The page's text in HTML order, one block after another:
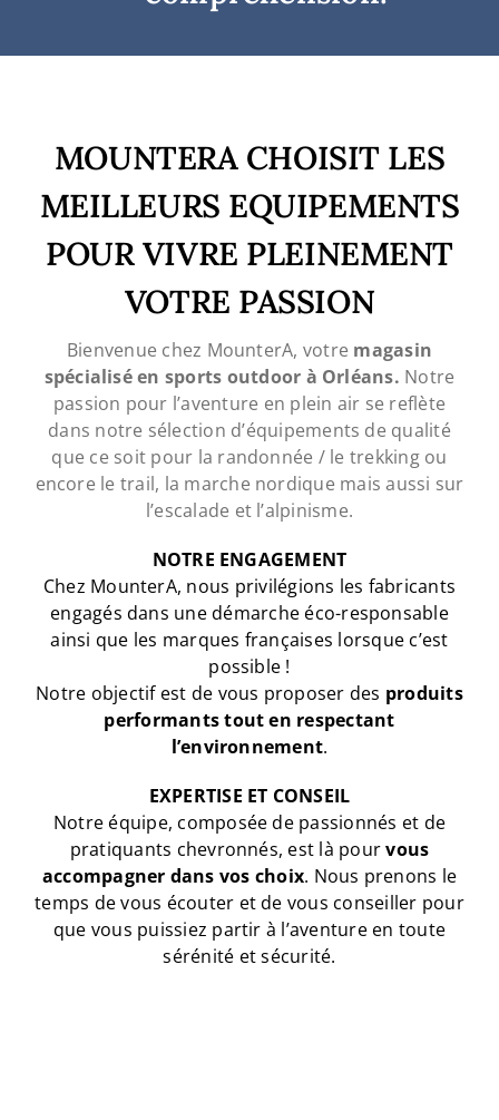
MOUNTERA CHOISIT LES
MEILLEURS EQUIPEMENTS
POUR VIVRE PLEINEMENT
VOTRE PASSION
Bienvenue chez MounterA, votre magasin
spécialisé en sports outdoor à Orléans. Notre
passion pour l’aventure en plein air se reflète
dans notre sélection d’équipements de qualité
que ce soit pour la randonnée / le trekking ou
encore le trail, la marche nordique mais aussi sur
l’escalade et l’alpinisme.
NOTRE ENGAGEMENT
Chez MounterA, nous privilégions les fabricants
engagés dans une démarche éco-responsable
ainsi que les marques françaises lorsque c’est
possible !
Notre objectif est de vous proposer des produits
performants tout en respectant
l’environnement.
EXPERTISE ET CONSEIL
Notre équipe, composée de passionnés et de
pratiquants chevronnés, est là pourvous
accompagner dans vos choix. Nous prenons le
temps de vous écouter et de vous conseiller pour
que vous puissiez partir à l’aventure en toute
sérénité et sécurité.